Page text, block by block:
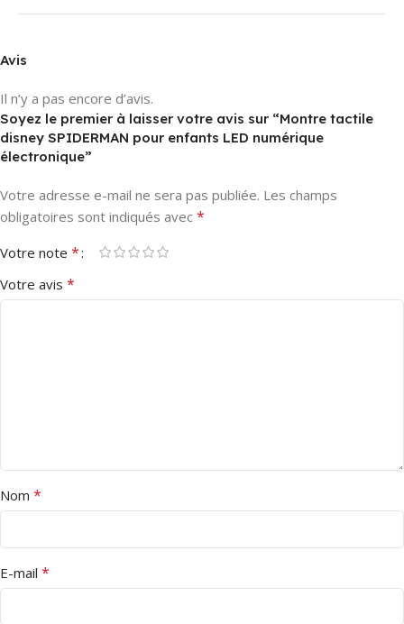
Avis
Il n’y a pas encore d’avis.
Soyez le premier à laisser votre avis sur “Montre tactile
disney SPIDERMAN pour enfants LED numérique
électronique”
Votre adresse e-mail ne sera pas publiée. Les champs
obligatoires sont indiqués avec *
Votre note *
Votre avis *
Nom *
E-mail *